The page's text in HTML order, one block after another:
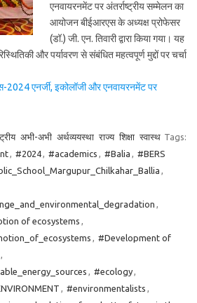
एनवायरनमेंट पर अंतर्राष्ट्रीय सम्मेलन का
आयोजन बीईआरएस के अध्यक्ष प्रोफेसर
(डॉ.) जी. एन. तिवारी द्वारा किया गया। यह
और पर्यावरण से संबंधित महत्वपूर्ण मुद्दों पर चर्चा
2024 एनर्जी, इकोलॉजी और एनवायरनमेंट पर
अभी-अभी अर्थव्ययस्था राज्य शिक्षा स्वास्थ Tags:
, #2024, #academics , #Balia , #BERS
,
,
of ecosystems ,
, #Development of
,
, #ecology,
, #environmentalists ,